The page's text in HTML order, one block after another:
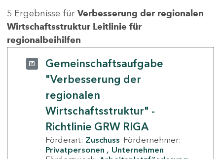
5 Ergebnisse für Verbesserung der regionalen
Wirtschaftsstruktur Leitlinie für
regionalbeihilfen
Gemeinschaftsaufgabe
"Verbesserung der
regionalen
Wirtschaftsstruktur" -
Richtlinie GRW RIGA
Förderart: Zuschuss Fördernehmer:
Privatpersonen
Unternehmen